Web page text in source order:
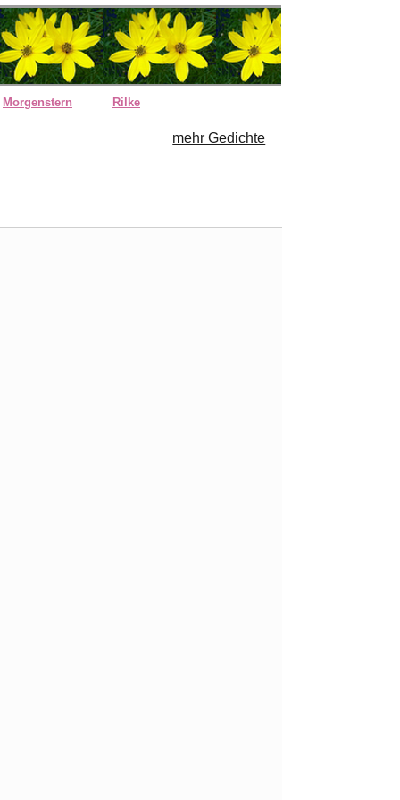
Morgenstern Rilke
mehr Gedichte